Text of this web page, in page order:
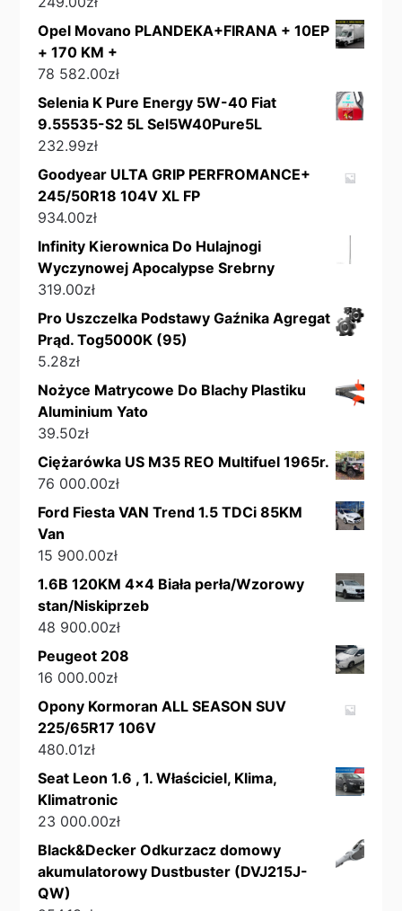
Opel Movano PLANDEKA+FIRANA + 10EP
+ 170 KM +
78 582.00zł
Selenia K Pure Energy 5W-40 Fiat
9.55535-S2 5L Sel5W40Pure5L
232.99zł
Goodyear ULTA GRIP PERFROMANCE+
245/50R18 104V XL FP
934.00zł
Infinity Kierownica Do Hulajnogi
Wyczynowej Apocalypse Srebrny
319.00zł
Pro Uszczelka Podstawy Gaźnika Agregat
Prąd. Tog5000K (95)
5.28zł
Nożyce Matrycowe Do Blachy Plastiku
Aluminium Yato
39.50zł
Ciężarówka US M35 REO Multifuel 1965r.
76 000.00zł
Ford Fiesta VAN Trend 1.5 TDCi 85KM
Van
15 900.00zł
1.6B 120KM 4x4 Biała perła/Wzorowy
stan/Niskiprzeb
48 900.00zł
Peugeot 208
16 000.00zł
Opony Kormoran ALL SEASON SUV
225/65R17 106V
480.01zł
Seat Leon 1.6 , 1. Właściciel, Klima,
Klimatronic
23 000.00zł
Black&Decker Odkurzacz domowy
akumulatorowy Dustbuster (DVJ215J-
QW)